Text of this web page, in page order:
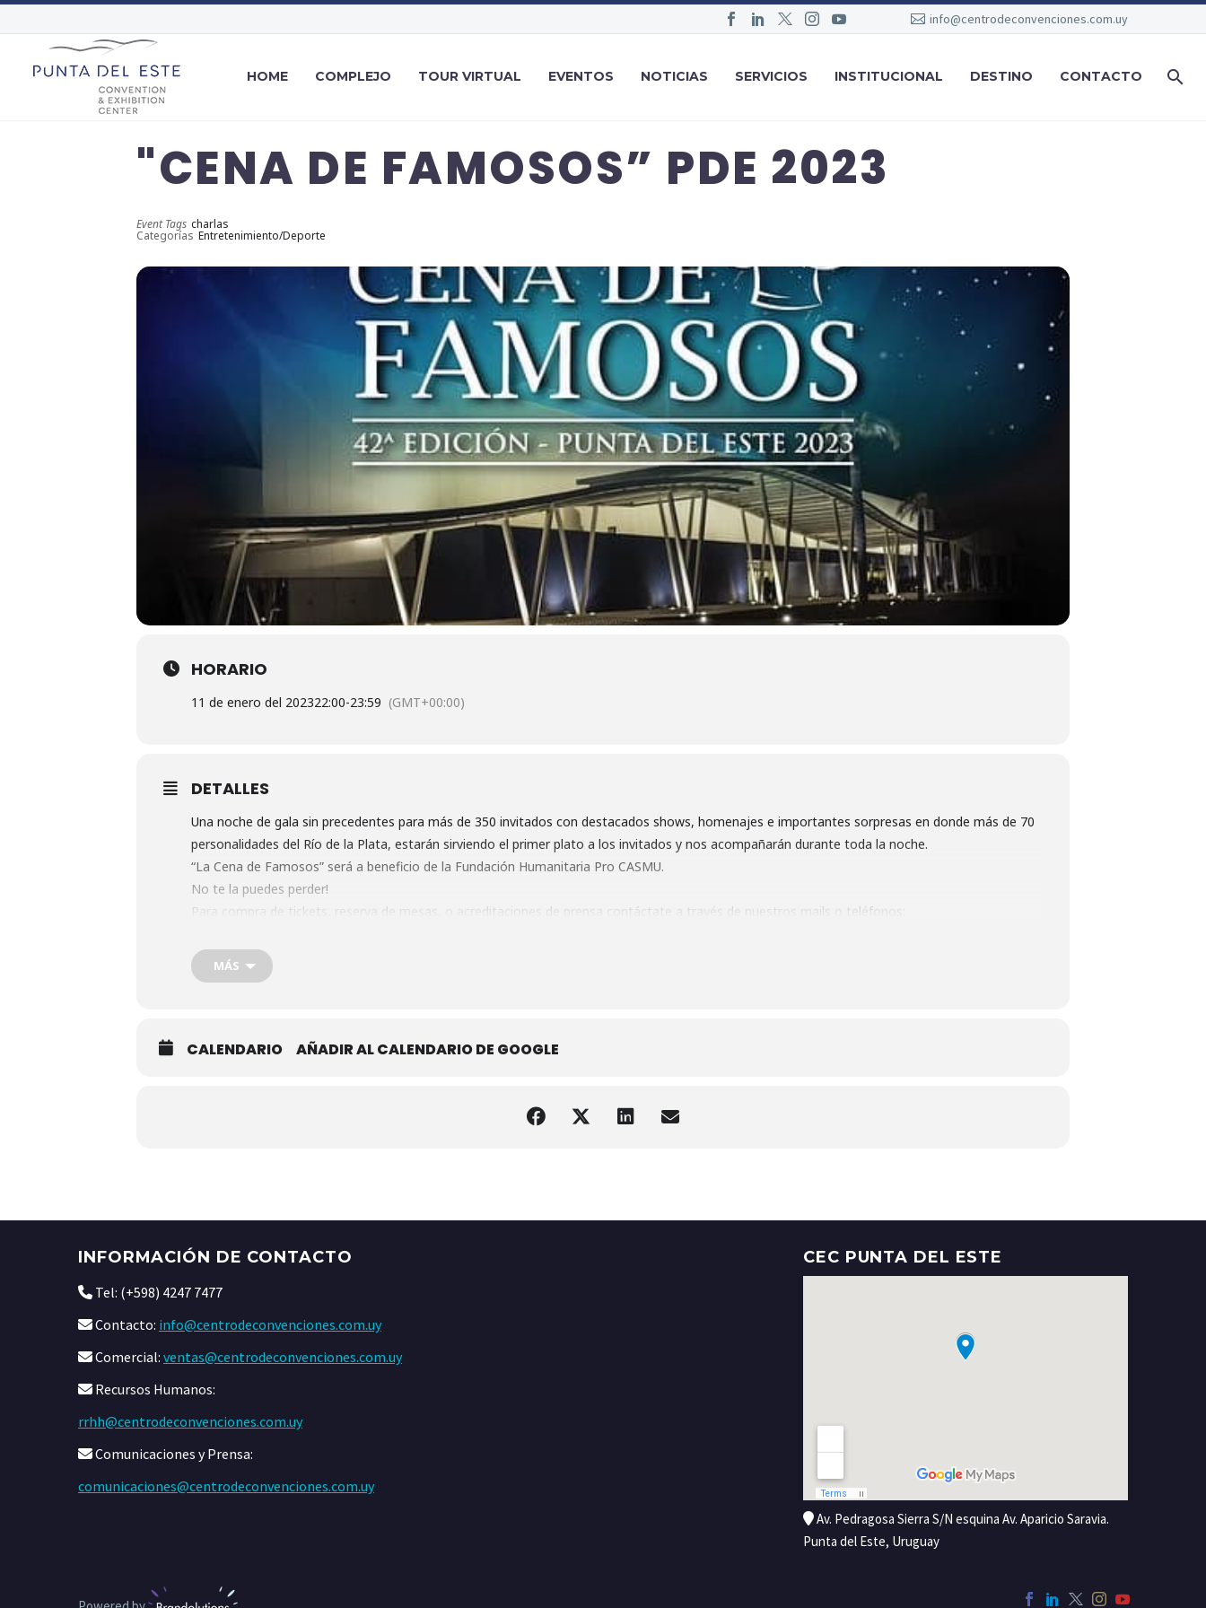
info@centrodeconvenciones.com.uy
HOME COMPLEJO TOUR VIRTUAL EVENTOS NOTICIAS SERVICIOS INSTITUCIONAL DESTINO CONTACTO
"CENA DE FAMOSOS” PDE 2023
Event Tags charlas
Categorías Entretenimiento/Deporte
HORARIO
11 de enero del 202322:00-23:59 (GMT+00:00)
DETALLES
Una noche de gala sin precedentes para más de 350 invitados con destacados shows, homenajes e importantes sorpresas en donde más de 70
personalidades del Río de la Plata, estarán sirviendo el primer plato a los invitados y nos acompañarán durante toda la noche.
“La Cena de Famosos” será a beneficio de la Fundación Humanitaria Pro CASMU.
No te la puedes perder!
Para compra de tickets, reserva de mesas, o acreditaciones de prensa contáctate a través de nuestros mails o teléfonos:
093 588 701 / 094 434 236 / 094 375 163 / 2904 40 07/ 2902 01 11 int. 7881
marketing@juanherreraproducciones.com
www.juanherreraproducciones.com
MÁS
CALENDARIO AÑADIR AL CALENDARIO DE GOOGLE
INFORMACIÓN DE CONTACTO
Tel: (+598) 4247 7477
Contacto: info@centrodeconvenciones.com.uy
Comercial: ventas@centrodeconvenciones.com.uy
Recursos Humanos:
rrhh@centrodeconvenciones.com.uy
Comunicaciones y Prensa:
comunicaciones@centrodeconvenciones.com.uy
CEC PUNTA DEL ESTE
Av. Pedragosa Sierra S/N esquina Av. Aparicio Saravia.
Punta del Este, Uruguay